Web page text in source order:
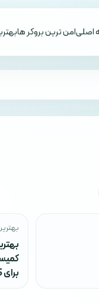
اصلیامن ترین بروکر ها
برای MetaTrader 4 / 5